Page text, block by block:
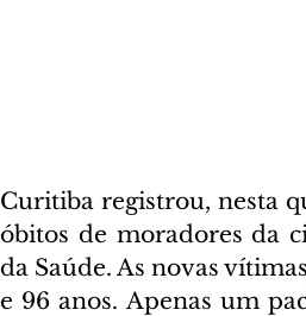
Curitiba registrou, nesta
óbitos de moradores da
da Saúde. As novas
e 96 anos. Apenas um